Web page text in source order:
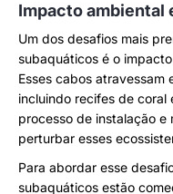
Impacto ambiental
Um dos desafios mais
subaquáticos é o
Esses cabos atravessam
incluindo recifes de coral
processo de instalação
perturbar esses
Para abordar esse
subaquáticos estão